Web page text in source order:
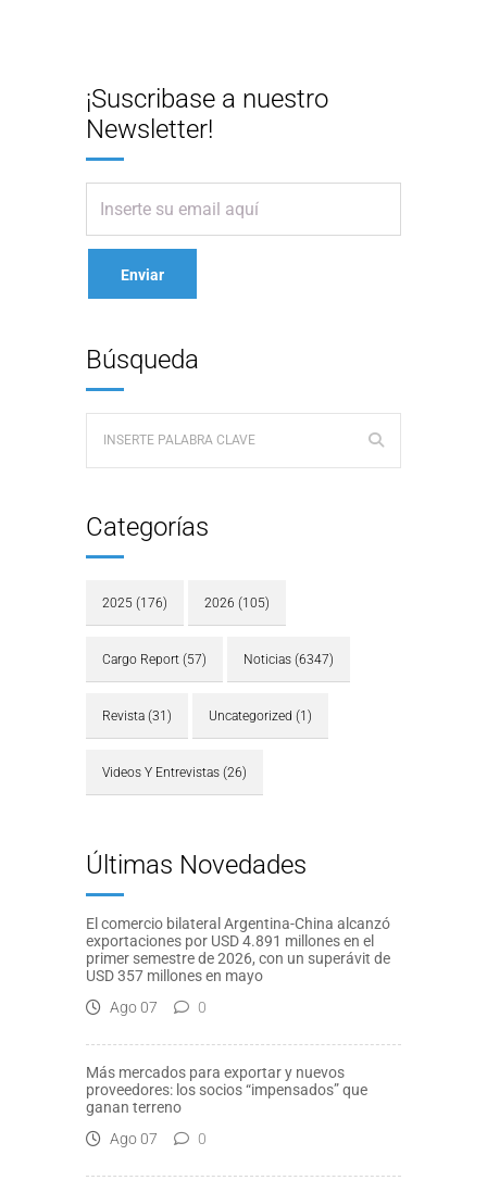
¡Suscribase a nuestro
Newsletter!
Búsqueda
Categorías
2025 (176) 2026 (105)
Cargo Report (57) Noticias (6347)
Revista (31) Uncategorized (1)
Videos Y Entrevistas (26)
Últimas Novedades
El comercio bilateral Argentina-China alcanzó
exportaciones por USD 4.891 millones en el
primer semestre de 2026, con un superávit de
USD 357 millones en mayo
Ago 07
0
Más mercados para exportar y nuevos
proveedores: los socios “impensados” que
ganan terreno
Ago 07
0